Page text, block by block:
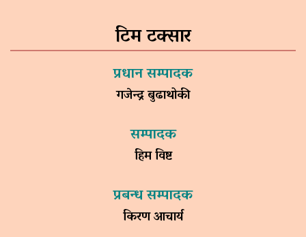
टिम टक्सार
प्रधान सम्पादक
गजेन्द्र बुढाथोकी
सम्पादक
हिम विष्ट
प्रबन्ध सम्पादक
किरण आचार्य